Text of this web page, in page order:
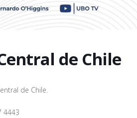
de Chile
de Chile.
4443